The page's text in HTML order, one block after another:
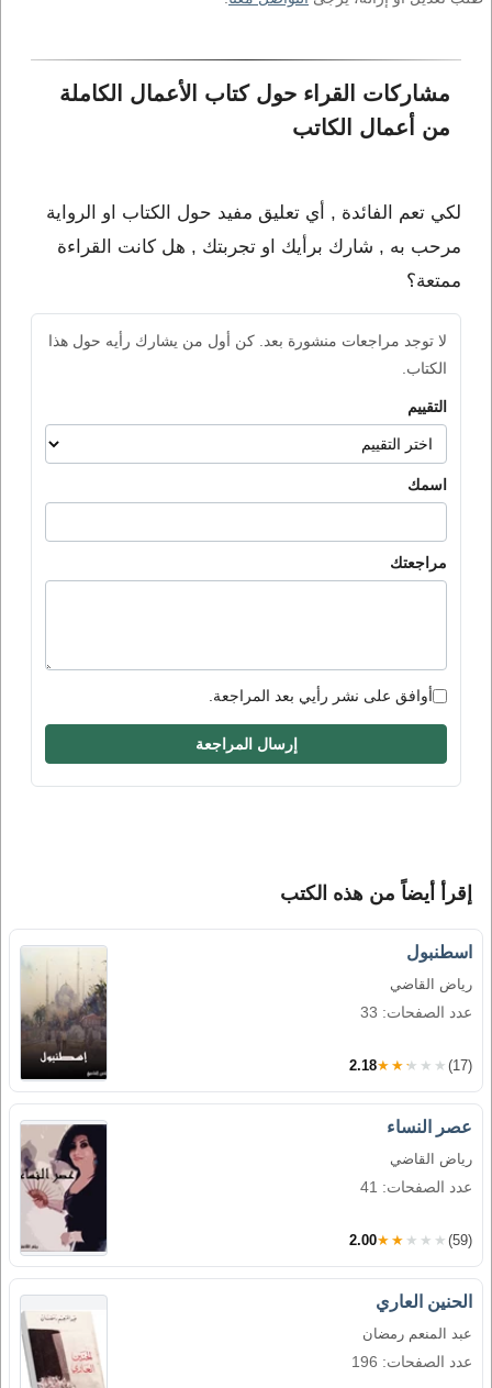
مشاركات القراء حول كتاب الأعمال الكاملة
من أعمال الكاتب
لكي تعم الفائدة , أي تعليق مفيد حول الكتاب او الرواية
مرحب به , شارك برأيك او تجربتك , هل كانت القراءة
ممتعة؟
لا توجد مراجعات منشورة بعد. كن أول من يشارك رأيه حول هذا
الكتاب.
التقييم
اسمك
مراجعتك
أوافق على نشر رأيي بعد المراجعة.
إرسال المراجعة
إقرأ أيضاً من هذه الكتب
اسطنبول
رياض القاضي
عدد الصفحات: 33
2.18★★★★★ (17)
عصر النساء
رياض القاضي
عدد الصفحات: 41
2.00★★★★★ (59)
الحنين العاري
عبد المنعم رمضان
عدد الصفحات: 196